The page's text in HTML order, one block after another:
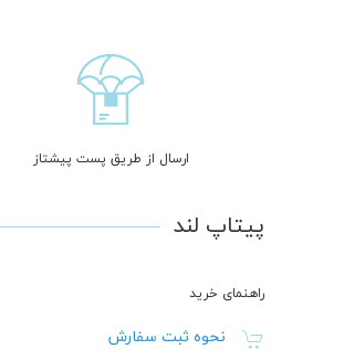
ارسال از طریق پست پیشتاز
پیتاپ لند
راهنمای خرید
نحوه ثبت سفارش